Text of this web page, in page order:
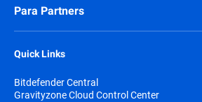
Para Partners
Quick Links
Bitdefender Central
Gravityzone Cloud Control Center